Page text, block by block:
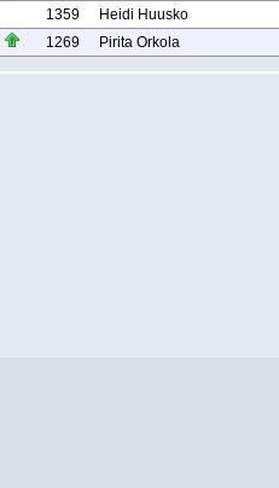
1359
Heidi Huusko
1269 Pirita Orkola